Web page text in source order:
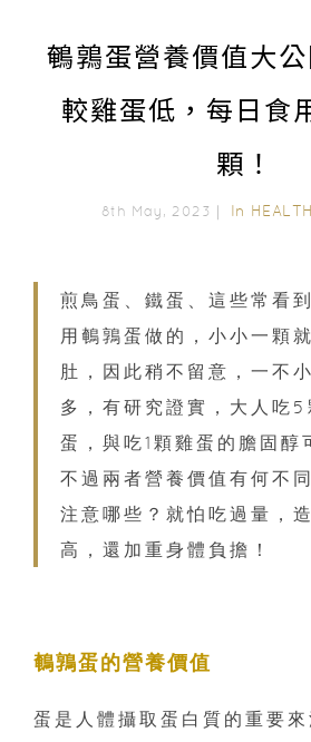
鵪鶉蛋營養價值大
較雞蛋低，每日食
顆！
8th May, 2023｜ In
煎鳥蛋、鐵蛋、這些常看
用鵪鶉蛋做的，小小一顆
肚，因此稍不留意，一不
多，有研究證實，大人吃5
蛋，與吃1顆雞蛋的膽固醇
不過兩者營養價值有何不
注意哪些？就怕吃過量，
高，還加重身體負擔！
鵪鶉蛋的營養價值
蛋是人體攝取蛋白質的重要來